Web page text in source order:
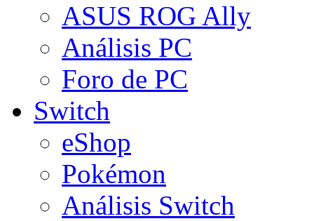
ASUS ROG Ally
Análisis PC
Foro de PC
Switch
eShop
Pokémon
Análisis Switch